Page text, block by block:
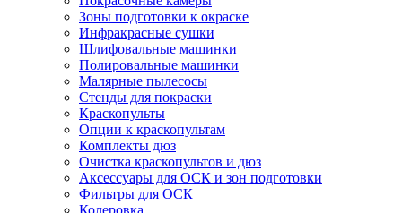
Зоны подготовки к окраске
Инфракрасные сушки
Шлифовальные машинки
Полировальные машинки
Малярные пылесосы
Стенды для покраски
Краскопульты
Опции к краскопультам
Комплекты дюз
Очистка краскопультов и дюз
Аксессуары для ОСК и зон подготовки
Фильтры для ОСК
Колеровка